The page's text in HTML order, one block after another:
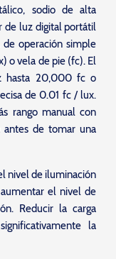
sodio de alta
de luz digital portátil
operación simple
o vela de pie (fc). El
hasta 20,000 fc o
de 0.01 fc / lux.
rango manual con
antes de tomar una
nivel de iluminación
el nivel de
Reducir la carga
la